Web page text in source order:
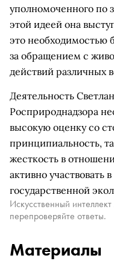
уполномоченного по
этой идеей она
это необходимостью
за обращением с
действий различных
Деятельность
Росприроднадзора
высокую оценку со
принципиальность,
жесткость в
активно участвовать
государственной
Искусственный
перепроверяйте ответы.
Материалы